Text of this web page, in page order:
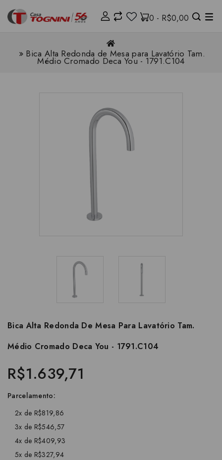
0 - R$0,00
Bica Alta Redonda de Mesa para Lavatório Tam.
Médio Cromado Deca You - 1791.C104
Bica Alta Redonda De Mesa Para Lavatório Tam.
Médio Cromado Deca You - 1791.C104
R$1.639,71
Parcelamento:
2x de R$819,86
3x de R$546,57
4x de R$409,93
5x de R$327,94